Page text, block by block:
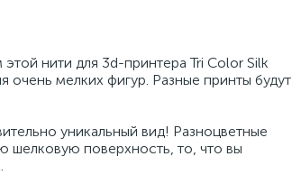
нити для 3d-принтера Tri Color Silk
очень мелких фигур. Разные принты будут
уникальный вид! Разноцветные
шелковую поверхность, то, что вы